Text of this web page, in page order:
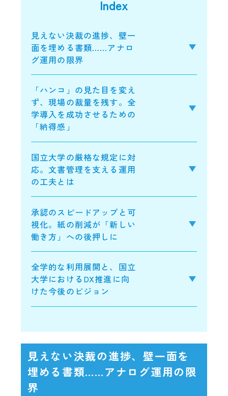
Index
見えない決裁の進捗、壁一
面を埋める書類……アナロ
グ運用の限界
「ハンコ」の見た目を変え
ず、現場の裁量を残す。全
学導入を成功させるための
「納得感」
国立大学の厳格な規定に対
応。文書管理を支える運用
の工夫とは
承認のスピードアップと可
視化。紙の削減が「新しい
働き方」への後押しに
全学的な利用展開と、国立
大学におけるDX推進に向
けた今後のビジョン
見えない決裁の進捗、壁一面を
埋める書類……アナログ運用の限
界